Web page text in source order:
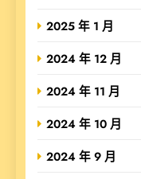
2025 年 1 月
2024 年 12 月
2024 年 11 月
2024 年 10 月
2024 年 9 月